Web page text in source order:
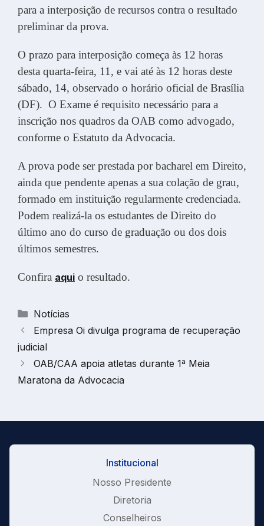
para a interposição de recursos contra o resultado
preliminar da prova.
O prazo para interposição começa às 12 horas
desta quarta-feira, 11, e vai até às 12 horas deste
sábado, 14, observado o horário oficial de Brasília
(DF). O Exame é requisito necessário para a
inscrição nos quadros da OAB como advogado,
conforme o Estatuto da Advocacia.
A prova pode ser prestada por bacharel em Direito,
ainda que pendente apenas a sua colação de grau,
formado em instituição regularmente credenciada.
Podem realizá-la os estudantes de Direito do
último ano do curso de graduação ou dos dois
últimos semestres.
Confira aqui o resultado.
Categorias
Notícias
Empresa Oi divulga programa de recuperação
judicial
OAB/CAA apoia atletas durante 1ª Meia
Maratona da Advocacia
Institucional
Nosso Presidente
Diretoria
Conselheiros